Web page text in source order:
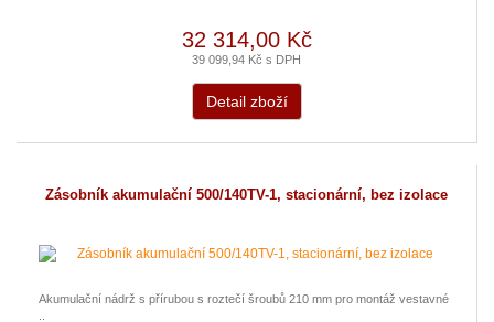
32 314,00 Kč
39 099,94 Kč s DPH
Detail zboží
Zásobník akumulační 500/140TV-1, stacionární, bez izolace
Akumulační nádrž s přírubou s roztečí šroubů 210 mm pro montáž vestavné